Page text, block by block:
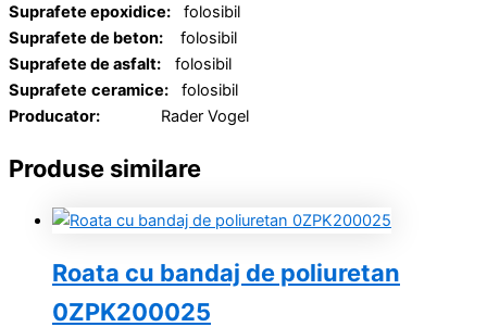
Suprafete epoxidice: folosibil
Suprafete de beton: folosibil
Suprafete de asfalt:
folosibil
Suprafete ceramice: folosibil
Producator: Rader Vogel
Produse similare
Roata cu bandaj de poliuretan
0ZPK200025